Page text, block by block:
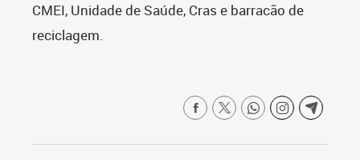
CMEI, Unidade de Saúde, Cras e barracão de
reciclagem.